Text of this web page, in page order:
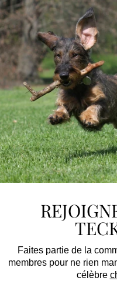
Faites partie de la
membres pour ne rien
célèbre